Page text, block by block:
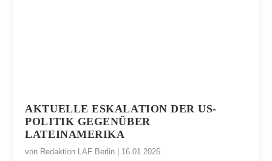
AKTUELLE ESKALATION DER US-
POLITIK GEGENÜBER
LATEINAMERIKA
von Redaktion LAF Berlin 16.01.2026